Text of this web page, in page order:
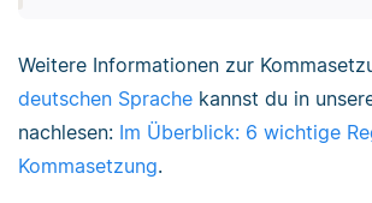
Weitere Informationen zur
deutschen Sprache kannst du in
nachlesen: Im Überblick: 6 wichtige
Kommasetzung.